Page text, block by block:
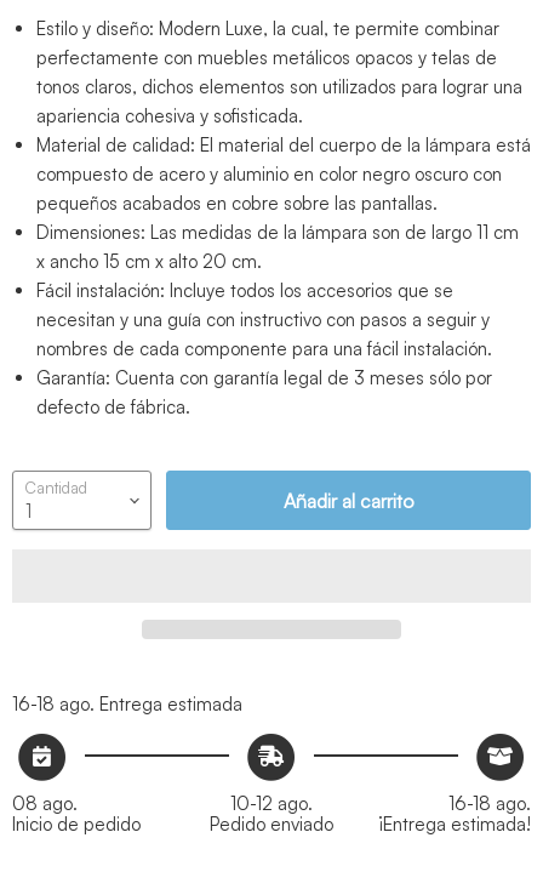
Estilo y diseño: Modern Luxe, la cual, te permite combinar
perfectamente con muebles metálicos opacos y telas de
tonos claros, dichos elementos son utilizados para lograr una
apariencia cohesiva y sofisticada.
Material de calidad: El material del cuerpo de la lámpara está
compuesto de acero y aluminio en color negro oscuro con
pequeños acabados en cobre sobre las pantallas.
Dimensiones: Las medidas de la lámpara son de largo 11 cm
x ancho 15 cm x alto 20 cm.
Fácil instalación: Incluye todos los accesorios que se
necesitan y una guía con instructivo con pasos a seguir y
nombres de cada componente para una fácil instalación.
Garantía: Cuenta con garantía legal de 3 meses sólo por
defecto de fábrica.
Cantidad
Añadir al carrito
16-18 ago. Entrega estimada
08 ago.
Inicio de pedido
10-12 ago.
Pedido enviado
16-18 ago.
¡Entrega estimada!